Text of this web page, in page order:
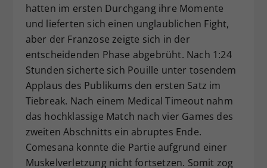
hatten im ersten Durchgang ihre Momente
und lieferten sich einen unglaublichen Fight,
aber der Franzose zeigte sich in der
entscheidenden Phase abgebrüht. Nach 1:24
Stunden sicherte sich Pouille unter tosendem
Applaus des Publikums den ersten Satz im
Tiebreak. Nach einem Medical Timeout nahm
das hochklassige Match nach vier Games des
zweiten Abschnitts ein abruptes Ende.
Comesana konnte die Partie aufgrund einer
Muskelverletzung nicht fortsetzen. Somit zog